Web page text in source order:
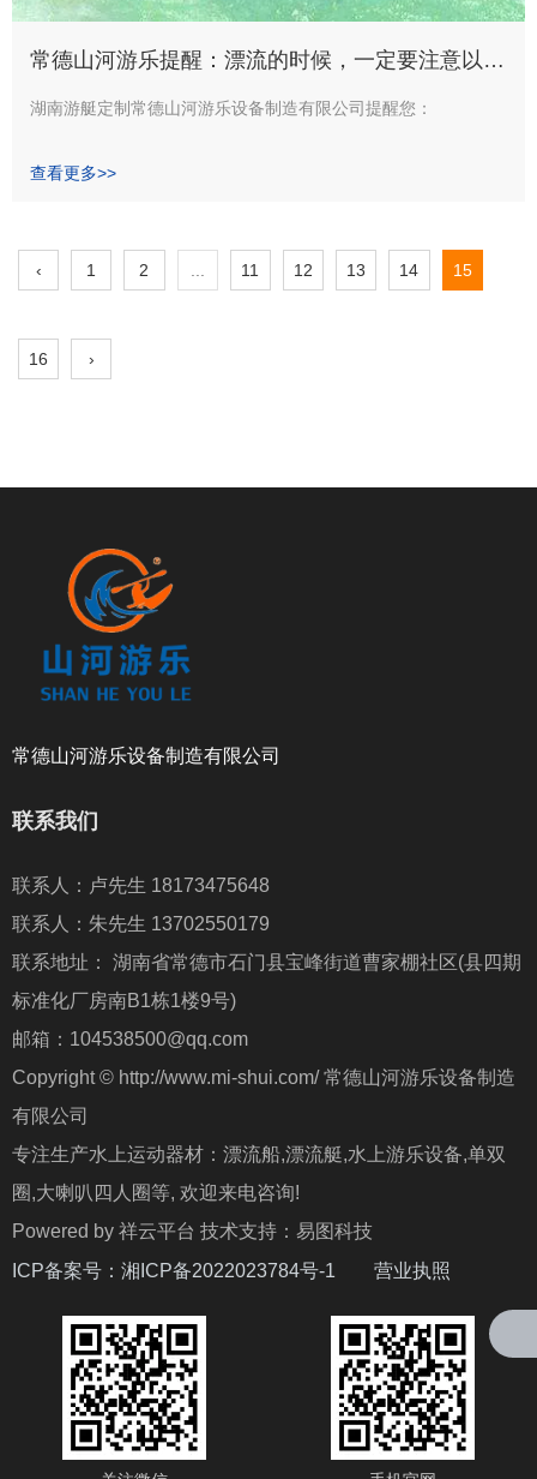
常德山河游乐提醒：漂流的时候，一定要注意以下
这些事项
湖南游艇定制常德山河游乐设备制造有限公司提醒您：
2、动身时，Z好带着一套洁净的衣服，以备下船时替换，同时Z
查看更多>>
‹ 1 2 11 12 13 14 15
16 ›
常德山河游乐设备制造有限公司
联系我们
联系人：卢先生 18173475648
联系人：朱先生 13702550179
联系地址： 湖南省常德市石门县宝峰街道曹家棚社区(县四期
标准化厂房南B1栋1楼9号)
邮箱：104538500@qq.com
Copyright © http://www.mi-shui.com/ 常德山河游乐设备制造
有限公司
专注生产水上运动器材：漂流船,漂流艇,水上游乐设备,单双
圈,大喇叭四人圈等, 欢迎来电咨询!
Powered by 祥云平台 技术支持：易图科技
ICP备案号： 湘ICP备2022023784号-1 营业执照